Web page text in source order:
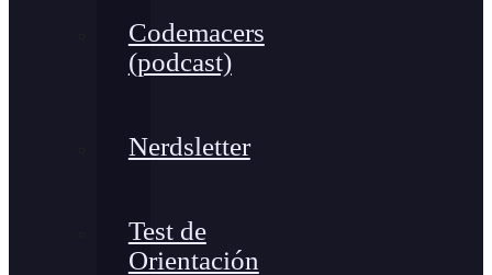
Codemacers
(podcast)
Nerdsletter
Test de
Orientación